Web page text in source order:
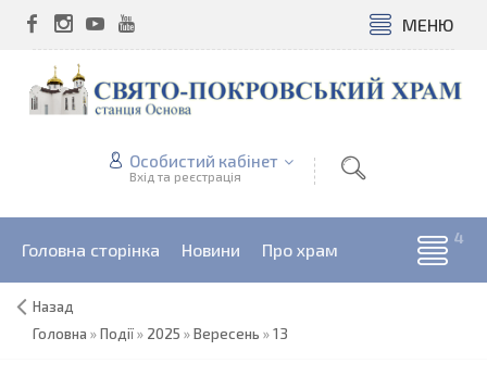
МЕНЮ
Особистий кабінет
Вхід та реєстрація
Головна сторінка Новини Про храм
Назад
Головна »Події» 2025 »Вересень »13